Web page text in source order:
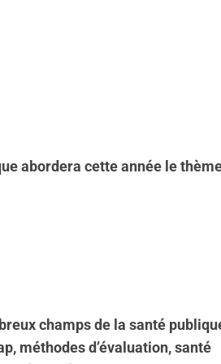
abordera cette année le
champs de la santé
méthodes d’évaluation, santé